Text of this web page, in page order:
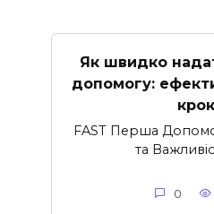
Як швидко
допомогу:
FAST Перша
та
0